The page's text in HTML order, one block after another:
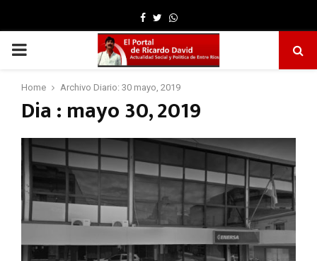
Facebook
TwitterWhatsapp
PRIMARY
MENU
Home Archivo Diario: 30 mayo, 2019
Dia : mayo 30, 2019